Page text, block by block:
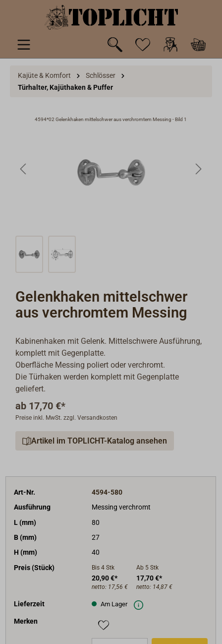
springen
Kajüte & Komfort
Schlösser
Türhalter, Kajüthaken & Puffer
4594*02 Gelenkhaken mittelschwer aus verchromtem Messing - Bild 1
Gelenkhaken mittelschwer
aus verchromtem Messing
Kabinenhaken mit Gelenk. Mittelschwere Ausführung,
komplett mit Gegenplatte.
Oberfläche Messing poliert oder verchromt.
Die Türhaken werden komplett mit Gegenplatte
geliefert.
ab 17,70 €*
Preise inkl. MwSt. zzgl. Versandkosten
Artikel im TOPLICHT-Katalog ansehen
Art-Nr.
4594-580
Ausführung
Messing verchromt
L (mm)
80
B (mm)
27
H (mm)
40
Preis (Stück)
Bis 4 Stk
20,90 €*
netto: 17,56 €
Ab 5 Stk
17,70 €*
netto: 14,87 €
Lieferzeit Am Lager
Merken